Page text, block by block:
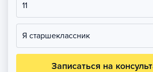
11
Я старшеклассник
Записаться на